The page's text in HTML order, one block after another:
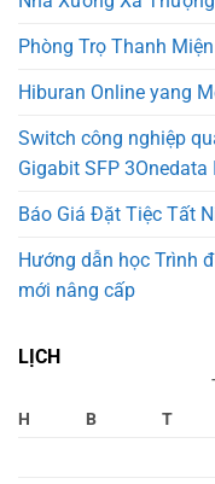
Phòng Trọ Thanh
Hiburan Online yang
Switch công nghiệp
Gigabit SFP 3Onedata
Báo Giá Đặt Tiệc Tất
Hướng dẫn học Trình
mới nâng cấp
LỊCH
H B T